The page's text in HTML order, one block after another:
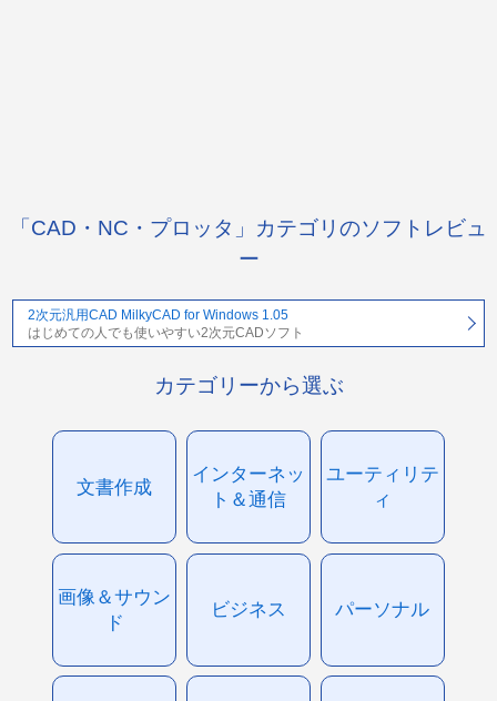
「CAD・NC・プロッタ」カテゴリのソフトレビュ
ー
2次元汎用CAD MilkyCAD for Windows 1.05
はじめての人でも使いやすい2次元CADソフト
カテゴリーから選ぶ
文書作成
インターネッ
ト＆通信
ユーティリテ
ィ
画像＆サウン
ド
ビジネス パーソナル